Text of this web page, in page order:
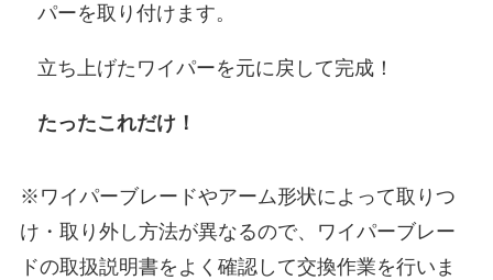
パーを取り付けます。
立ち上げたワイパーを元に戻して完成！
たったこれだけ！
※ワイパーブレードやアーム形状によって取りつ
け・取り外し方法が異なるので、ワイパーブレー
ドの取扱説明書をよく確認して交換作業を行いま